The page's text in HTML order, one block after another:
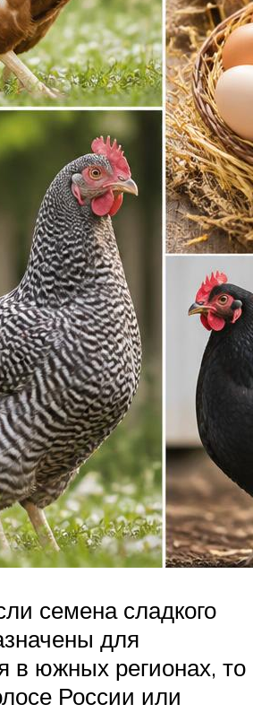
семена сладкого
для
в южных регионах, то
России или